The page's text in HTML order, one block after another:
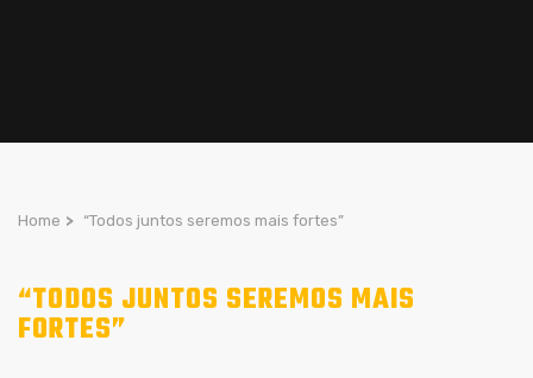
Home > “Todos juntos seremos mais fortes”
“TODOS JUNTOS SEREMOS MAIS
FORTES”